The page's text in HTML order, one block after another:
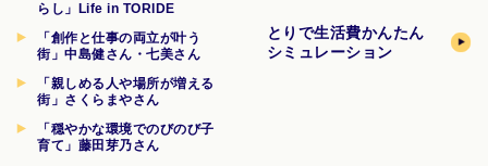
らし」Life in TORIDE
「創作と仕事の両立が叶う
街」中島健さん・七美さん
「親しめる人や場所が増える
街」さくらまやさん
「穏やかな環境でのびのび子
育て」藤田芽乃さん
とりで生活費かんたん
シミュレーション